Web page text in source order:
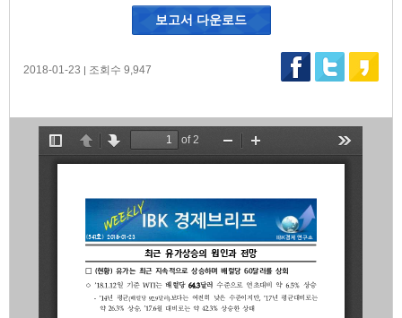
2018-01-23 | 조회수 9,947
보고서 다운로드